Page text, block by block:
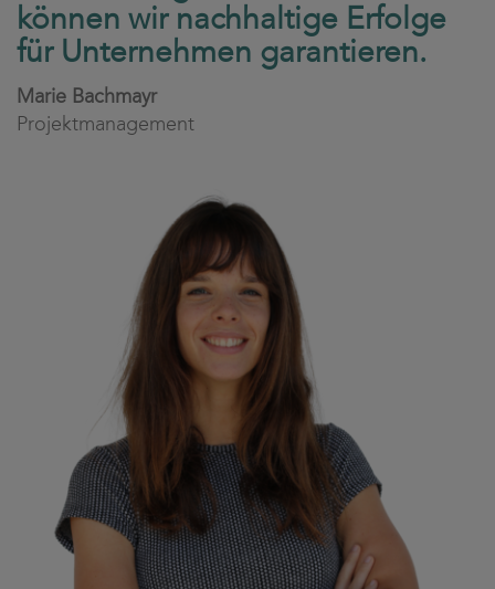
können wir nachhaltige Erfolge
für Unternehmen garantieren.
Marie Bachmayr
Projektmanagement